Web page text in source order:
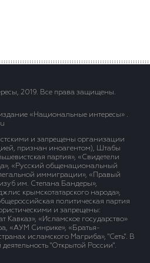
2019. Все права защищены.
«Национальные интересы» .
и запрещены организации
признан иноагентом), Штабы
партия», «Свидетели
«Русский общенациональный
иммиграции», «Правый
им. Степана Бандеры»,
крымскотатарского народа»,
политическая партия
и запрещены:
Кавказ», «Исламское государство»
«АУМ Синрике», «Братья-
исламского Магриба», "Сеть". В
"Открытой России".